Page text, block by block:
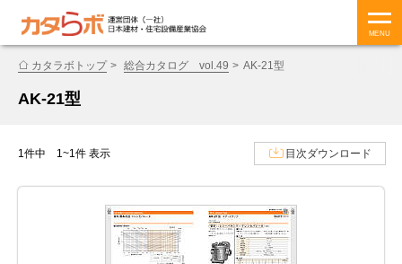
MENU
カタラボトップ 総合カタログ vol.49 AK-21型
AK-21型
1件中 1~1件 表示 目次ダウンロード